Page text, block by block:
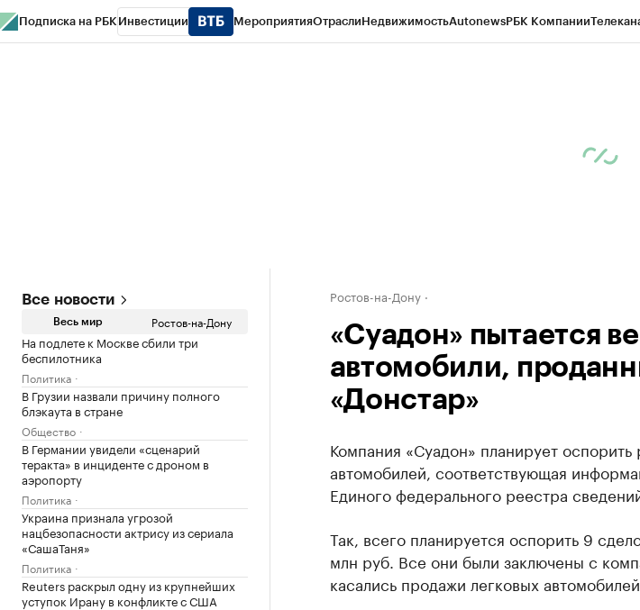
Подписка на РБК Инвестиции МероприятияОтраслиНедвижимостьAutonewsРБК Компании
Все новости
Весь мир Ростов-на-Дону
На подлете к Москве сбили три
беспилотника
Политика
В Грузии назвали причину полного
блэкаута в стране
Общество
В Германии увидели «сценарий
теракта» в инциденте с дроном в
аэропорту
Политика
Украина признала угрозой
нацбезопасности актрису из сериала
«СашаТаня»
Политика
Reuters раскрыл одну из крупнейших
уступок Ирану в конфликте с США
Ростов-на-Дону
«Суадон» пытается
автомобили,
«Донстар»
Компания «Суадон» планирует
автомобилей, соответствующая
Единого федерального реестра
Так, всего планируется оспорить 9
млн руб. Все они были заключены с
касались продажи легковых автомобилей.